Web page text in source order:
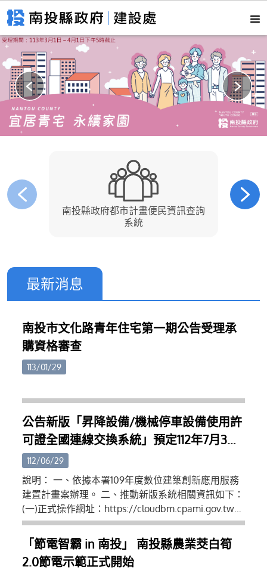
南投縣政府都市計畫便民資訊查詢
系統
南
最新消息
南投市文化路青年住宅第一期公告受理承
購資格審查
113/01/29
公告新版「昇降設備/機械停車設備使用許
可證全國連線交換系統」預定112年7月3日
推動新舊版本系統雙軌運行使用、同年9月
1日正式轉換為單一新版系統運行
112/06/29
說明： 一、依據本署109年度數位建築創新應用服務
建置計畫案辦理。 二、推動新版系統相關資訊如下：
(一)正式操作網址：https://cloudbm.cpami.gov.tw
(二)帳號申請操作教學：https://reurl.cc/N04Zgm
(三)主管機關操作訓練講義：https://reurl.cc/dDL116
(四)APP操作訓練講義：https://reurl.cc/514lrG (五)檢
查機構操作訓練講義：https://reurl.cc/113oAp (六)專
「節電智霸 in 南投」 南投縣農業茭白筍
2.0節電示範正式開始